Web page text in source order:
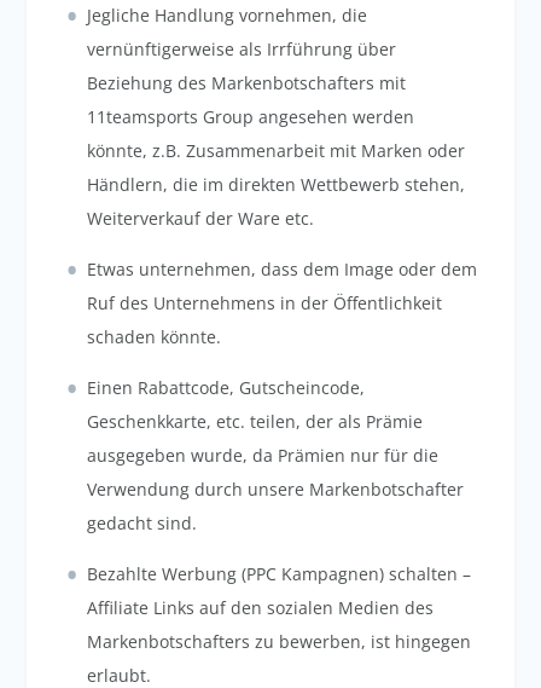
Jegliche Handlung vornehmen, die
vernünftigerweise als Irrführung über
Beziehung des Markenbotschafters mit
11teamsports Group angesehen werden
könnte, z.B. Zusammenarbeit mit Marken oder
Händlern, die im direkten Wettbewerb stehen,
Weiterverkauf der Ware etc.
Etwas unternehmen, dass dem Image oder dem
Ruf des Unternehmens in der Öffentlichkeit
schaden könnte.
Einen Rabattcode, Gutscheincode,
Geschenkkarte, etc. teilen, der als Prämie
ausgegeben wurde, da Prämien nur für die
Verwendung durch unsere Markenbotschafter
gedacht sind.
Bezahlte Werbung (PPC Kampagnen) schalten –
Affiliate Links auf den sozialen Medien des
Markenbotschafters zu bewerben, ist hingegen
erlaubt.